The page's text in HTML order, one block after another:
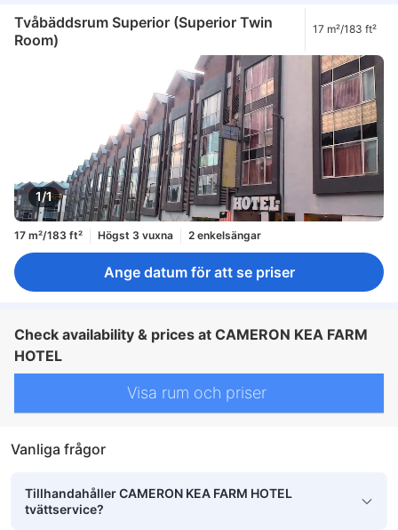
Tvåbäddsrum Superior (Superior Twin
Room)
17 m²/183 ft²
1/1
17 m²/183 ft² Högst 3 vuxna 2 enkelsängar
Ange datum för att se priser
Check availability & prices at CAMERON KEA FARM
HOTEL
Visa rum och priser
Vanliga frågor
Tillhandahåller CAMERON KEA FARM HOTEL
tvättservice?